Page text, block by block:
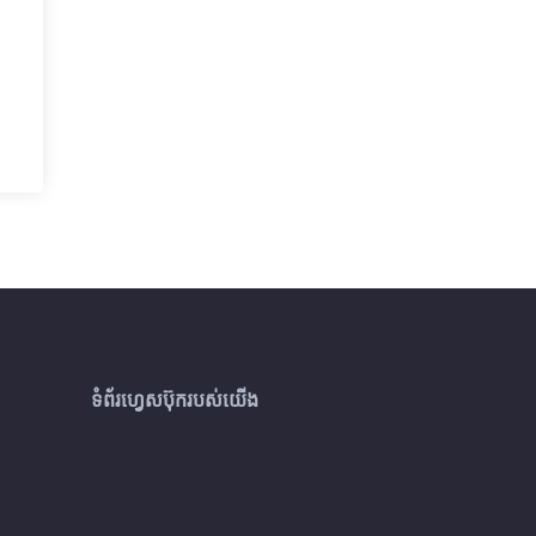
ទំព័រហ្វេសប៊ុករបស់យើង